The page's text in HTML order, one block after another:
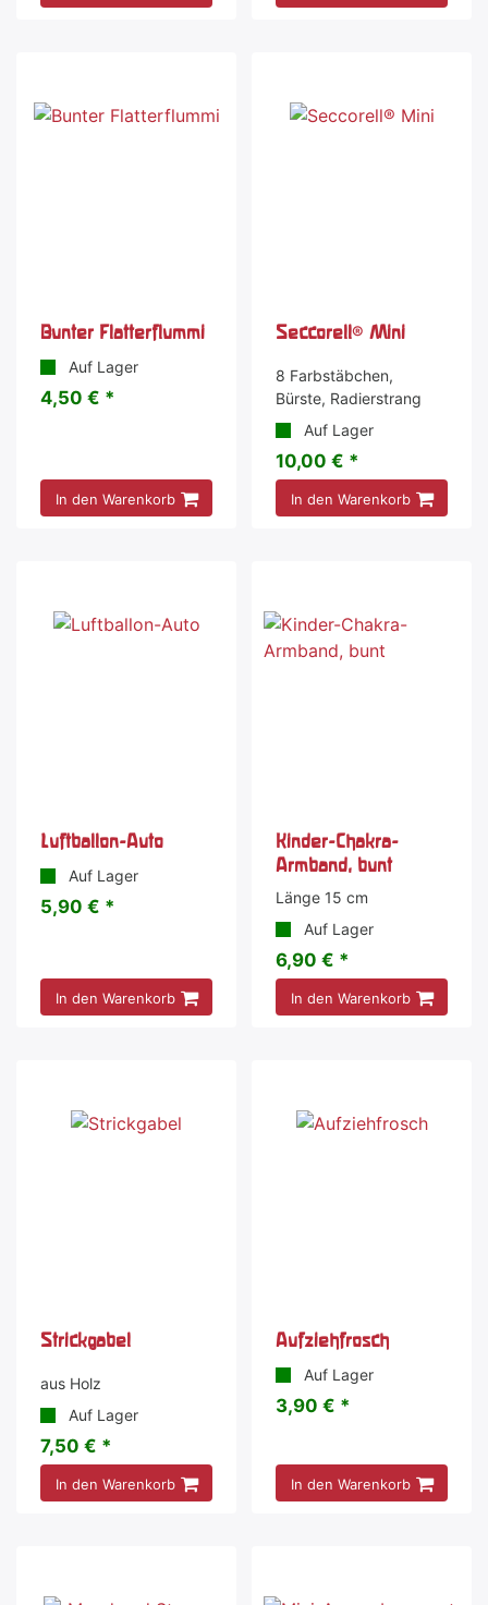
Bunter Flatterflummi
Auf Lager
4,50 € *
In den Warenkorb
Seccorell® Mini
8 Farbstäbchen,
Bürste, Radierstrang
Auf Lager
10,00 € *
In den Warenkorb
Luftballon-Auto
Auf Lager
5,90 € *
In den Warenkorb
Kinder-Chakra-
Armband, bunt
Länge 15 cm
Auf Lager
6,90 € *
In den Warenkorb
Strickgabel
aus Holz
Auf Lager
7,50 € *
In den Warenkorb
Aufziehfrosch
Auf Lager
3,90 € *
In den Warenkorb